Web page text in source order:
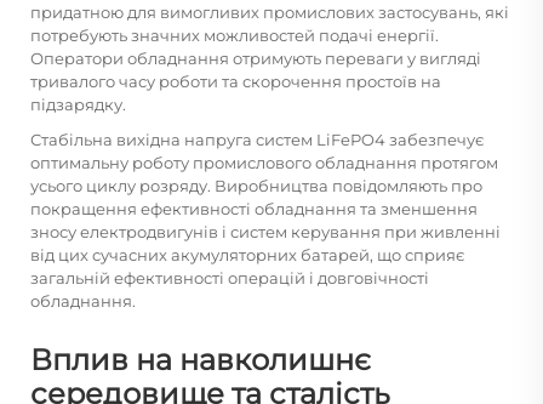
придатною для вимогливих промислових застосувань, які
потребують значних можливостей подачі енергії.
Оператори обладнання отримують переваги у вигляді
тривалого часу роботи та скорочення простоїв на
підзарядку.
Стабільна вихідна напруга систем LiFePO4 забезпечує
оптимальну роботу промислового обладнання протягом
усього циклу розряду. Виробництва повідомляють про
покращення ефективності обладнання та зменшення
зносу електродвигунів і систем керування при живленні
від цих сучасних акумуляторних батарей, що сприяє
загальній ефективності операцій і довговічності
обладнання.
Вплив на навколишнє
середовище та сталість